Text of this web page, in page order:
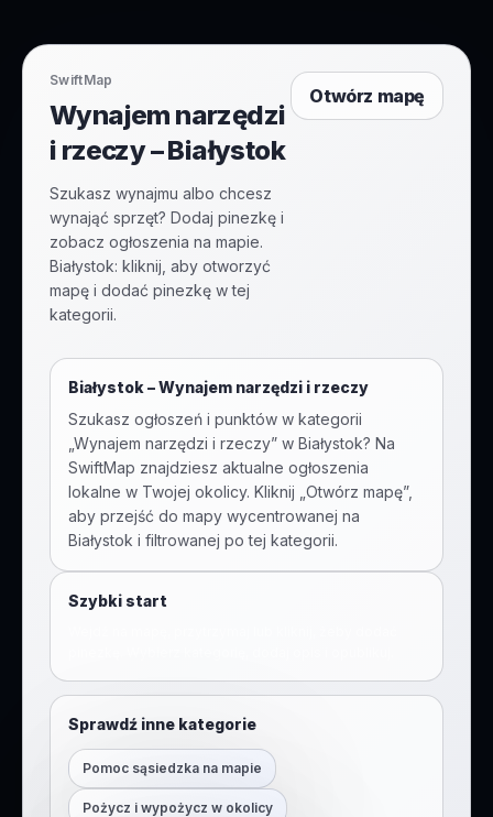
SwiftMap
Wynajem narzędzi
i rzeczy – Białystok
Szukasz wynajmu albo chcesz
wynająć sprzęt? Dodaj pinezkę i
zobacz ogłoszenia na mapie.
Białystok: kliknij, aby otworzyć
mapę i dodać pinezkę w tej
kategorii.
Otwórz mapę
Białystok–Wynajem narzędzi i rzeczy
Szukasz ogłoszeń i punktów w kategorii
Wynajem narzędzi i rzeczy” w Białystok? Na
SwiftMap znajdziesz aktualne ogłoszenia
lokalne w Twojej okolicy. Kliknij „Otwórz mapę”,
aby przejść do mapy wycentrowanej na
Białystok i filtrowanej po tej kategorii.
Szybki start
Sprawdź inne kategorie
Pomoc sąsiedzka na mapie
Pożycz i wypożycz w okolicy